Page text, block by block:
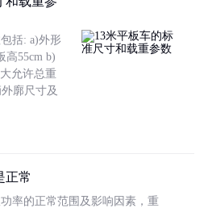
括: a)外形
高55cm b)
允许总重
廓尺寸及
正常
率的正常范围及影响因素，重